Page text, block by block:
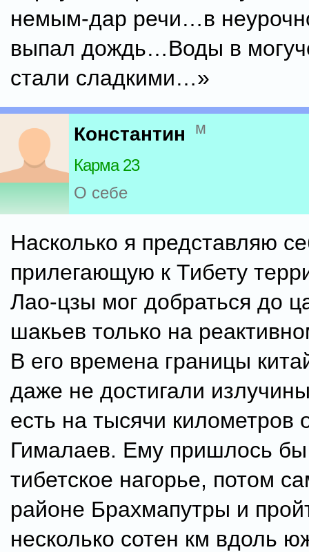
немым-дар речи…в
выпал дождь…Воды в
стали сладкими…»
Константин м
Карма 23
О себе
Насколько я представляю
прилегающую к Тибету
Лао-цзы мог добраться до
шакьев только на
В его времена границы
даже не достигали
есть на тысячи километров
Гималаев. Ему пришлось бы
тибетское нагорье, потом
районе Брахмапутры и
несколько сотен км вдоль